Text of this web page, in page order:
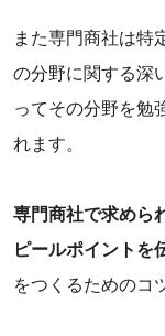
また専門商社は特
の分野に関する深
ってその分野を勉
れます。
専門商社で求めら
ピールポイントを
をつくるためのコ